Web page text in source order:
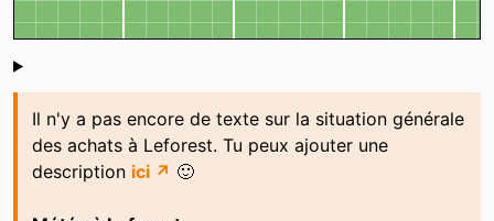
Shoutbox
Il n'y a pas encore de texte sur la situation générale
des achats à Leforest. Tu peux ajouter une
description ici ↗ 🙂